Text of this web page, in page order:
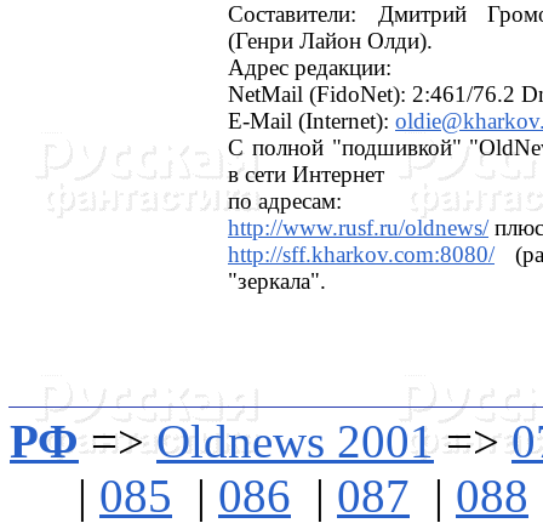
Составители: Дмитрий
(Генри Лайон Олди).
Адрес редакции:
NetMail (FidoNet): 2:461/76.2
E-Mail (Internet):
С полной "подшивкой"
в сети Интернет
по адресам:
http://www.rusf.ru/oldnews/плюс
http://sff.kharkov.com:8080/
"зеркала".
РФ=>Oldnews 2001=>
| 085 | 086 | 087 | 088